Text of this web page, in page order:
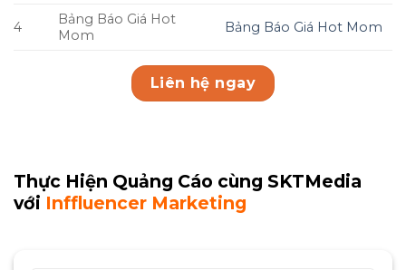
4
Bảng Báo Giá Hot
Mom
Bảng Báo Giá Hot Mom
Liên hệ ngay
Thực Hiện Quảng Cáo cùng SKTMedia
với Inffluencer Marketing